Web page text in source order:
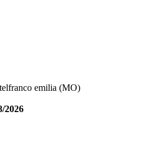
emilia (MO)
2026